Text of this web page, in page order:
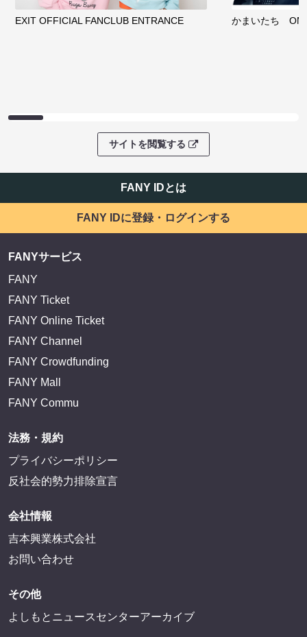
EXIT OFFICIAL FANCLUB ENTRANCE かまいたち
サイトを閲覧する
FANY IDとは
FANY IDに登録・ログインする
FANYサービス
FANY
FANY Ticket
FANY Online Ticket
FANY Channel
FANY Crowdfunding
FANY Mall
FANY Commu
法務・規約
プライバシーポリシー
反社会的勢力排除宣言
会社情報
吉本興業株式会社
お問い合わせ
その他
よしもとニュースセンターアーカイブ